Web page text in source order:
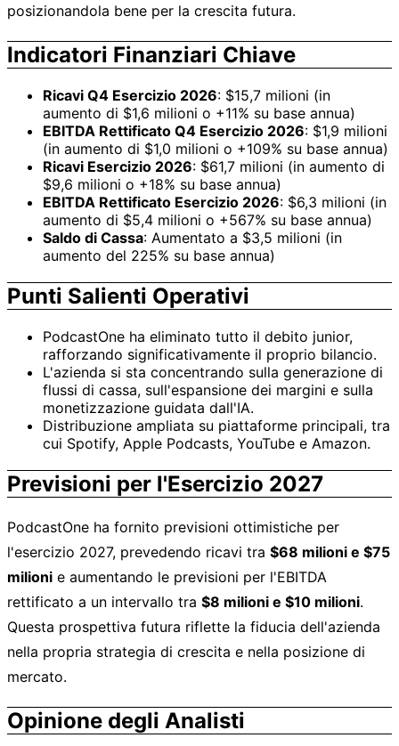
posizionandola bene per la crescita futura.
Indicatori Finanziari Chiave
Ricavi Q4 Esercizio 2026: $15,7 milioni (in
aumento di $1,6 milioni o +11% su base annua)
EBITDA Rettificato Q4 Esercizio 2026: $1,9 milioni
(in aumento di $1,0 milioni o +109% su base annua)
Ricavi Esercizio 2026: $61,7 milioni (in aumento di
$9,6 milioni o +18% su base annua)
EBITDA Rettificato Esercizio 2026: $6,3 milioni (in
aumento di $5,4 milioni o +567% su base annua)
Saldo di Cassa: Aumentato a $3,5 milioni (in
aumento del 225% su base annua)
Punti Salienti Operativi
PodcastOne ha eliminato tutto il debito junior,
rafforzando significativamente il proprio bilancio.
L'azienda si sta concentrando sulla generazione di
flussi di cassa, sull'espansione dei margini e sulla
monetizzazione guidata dall'IA.
Distribuzione ampliata su piattaforme principali, tra
cui Spotify, Apple Podcasts, YouTube e Amazon.
Previsioni per l'Esercizio 2027
PodcastOne ha fornito previsioni ottimistiche per
l'esercizio 2027, prevedendo ricavi tra $68 milioni e $75
milioni e aumentando le previsioni per l'EBITDA
rettificato a un intervallo tra $8 milioni e $10 milioni.
Questa prospettiva futura riflette la fiducia dell'azienda
nella propria strategia di crescita e nella posizione di
mercato.
Opinione degli Analisti